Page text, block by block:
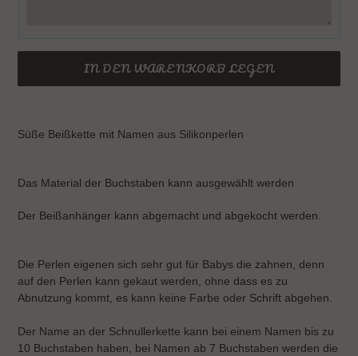
IN DEN WARENKORB LEGEN
hinzugefügt
Süße Beißkette mit Namen aus Silikonperlen
Das Material der Buchstaben kann ausgewählt werden
Der Beißanhänger kann abgemacht und abgekocht werden.
Die Perlen eigenen sich sehr gut für Babys die zahnen, denn
auf den Perlen kann gekaut werden, ohne dass es zu
Abnutzung kommt, es kann keine Farbe oder Schrift abgehen.
Der Name an der Schnullerkette kann bei einem Namen bis zu
10 Buchstaben haben, bei Namen ab 7 Buchstaben werden die